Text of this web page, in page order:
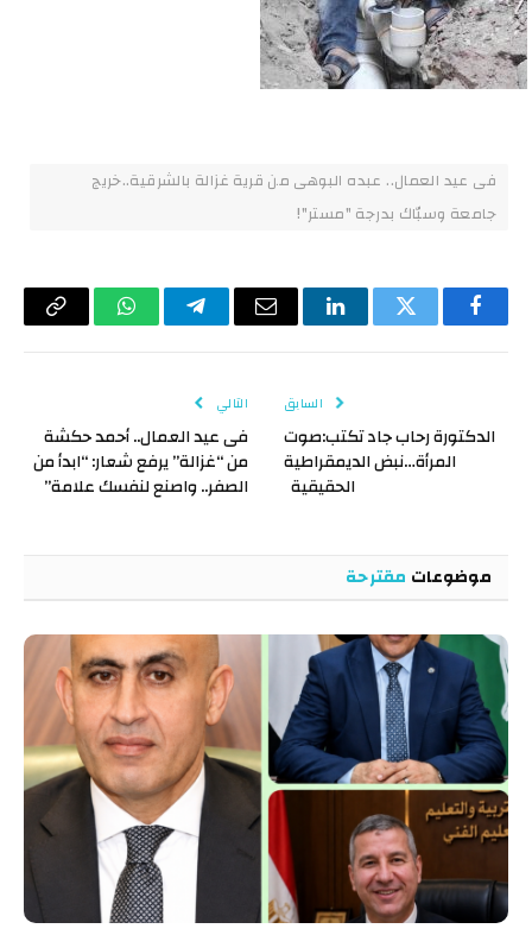
فى عيد العمال.. عبده البوهى من قرية غزالة بالشرقية..خريج
جامعة وسبّاك بدرجة "مستر"!
فيسبوكتويتر لينكدإن البريد
تيلقرام واتسابCopy
السابق
الدكتورة رحاب جاد تكتب:صوت
المرأة…نبض الديمقراطية
الحقيقية
التالي
فى عيد العمال.. أحمد حكشة
من “غزالة” يرفع شعار: “ابدأ من
الصفر.. واصنع لنفسك علامة”
موضوعات مقترحة